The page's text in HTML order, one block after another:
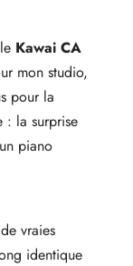
Kawai CA
mon studio,
pour la
: la surprise
piano
vraies
identique